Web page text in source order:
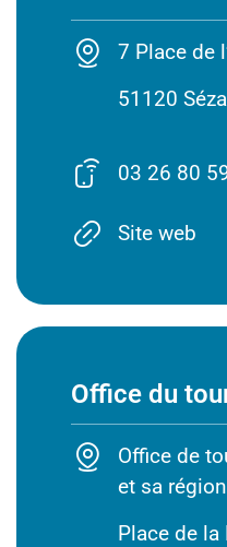
7 Place de
51120
03 26 80
Site web
Office du
Office de
et sa région
Place de la